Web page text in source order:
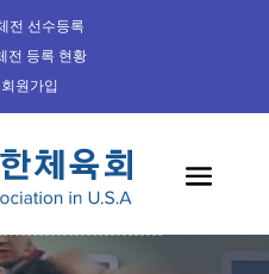
전 선수등록
전 등록 현황
원가입